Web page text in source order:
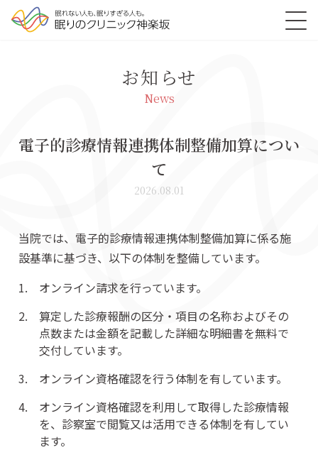
お知らせ
News
電子的診療情報連携体制整備加算につい
て
2026.08.01
当院では、電子的診療情報連携体制整備加算に係る施
設基準に基づき、以下の体制を整備しています。
1. オンライン請求を行っています。
2. 算定した診療報酬の区分・項目の名称およびその
点数または金額を記載した詳細な明細書を無料で
交付しています。
3. オンライン資格確認を行う体制を有しています。
4. オンライン資格確認を利用して取得した診療情報
を、診察室で閲覧又は活用できる体制を有してい
ます。